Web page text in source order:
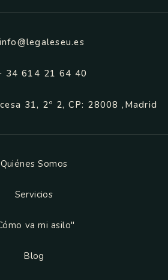
info@legaleseu.es
34 614 21 64 40
31, 2º 2, CP: 28008 ,Madrid
Quiénes Somos
Servicios
va mi asilo"
Blog